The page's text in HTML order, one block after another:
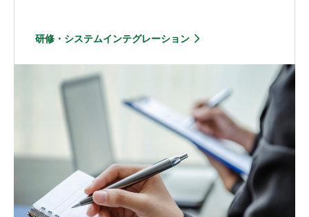
研修・システムインテグレーション